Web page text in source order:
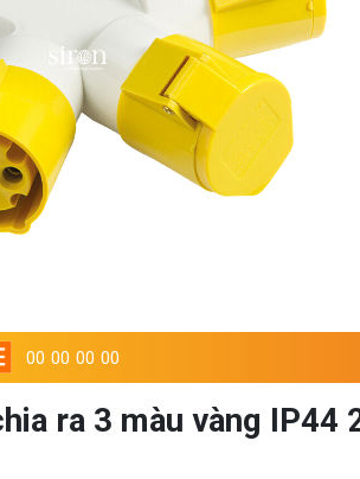
00 00 00 00
ra 3 màu vàng